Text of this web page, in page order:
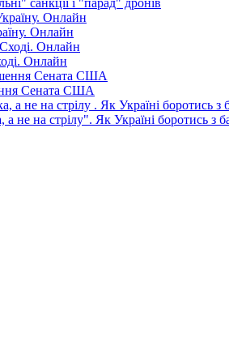
Онлайн
Онлайн
Сената США
не на стрілу". Як Україні боротись з